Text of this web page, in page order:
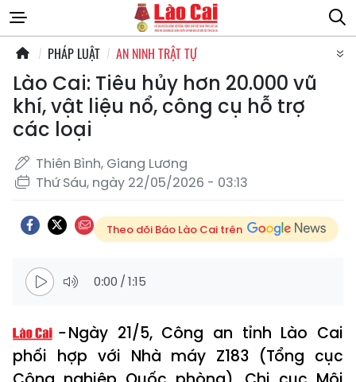
PHÁP LUẬT AN NINH TRẬT TỰ
Lào Cai: Tiêu hủy hơn 20.000 vũ
khí, vật liệu nổ, công cụ hỗ trợ
các loại
Thiên Bình, Giang Lương
Thứ Sáu, ngày 22/05/2026 - 03:13
Theo dõi Báo Lào Cai trên
0:00 /1:15
Ngày 21/5, Công an tỉnh Lào Cai
phối hợp với Nhà máy Z183 (Tổng cục